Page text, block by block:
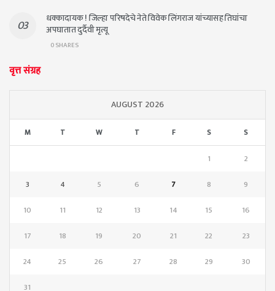
धक्कादायक ! जिल्हा परिषदेचे नेते विवेक लिंगराज यांच्यासह तिघांचा
अपघातात दुर्दैवी मृत्यू
0 SHARES
वृत्त संग्रह
AUGUST 2026
M T W T F S S
1
2
3
4 5 6 7 8
9
10
11 12 13 14 15
16
17
18 19 20 21 22
23
24
25 26 27 28 29
30
31